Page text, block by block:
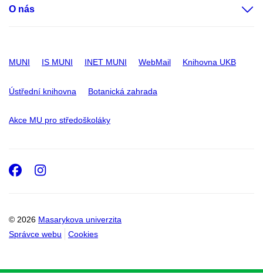
O nás
MUNI IS MUNI INET MUNI WebMail Knihovna UKB
Ústřední knihovna Botanická zahrada
Akce MU pro středoškoláky
© 2026 Masarykova univerzita
Správce webu
Cookies
Facebook
Instagram